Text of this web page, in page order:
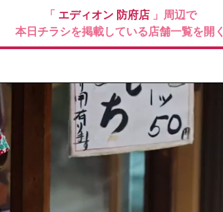
「 エディオン 防府店 」周辺で
本日チラシを掲載している店舗一覧を開く